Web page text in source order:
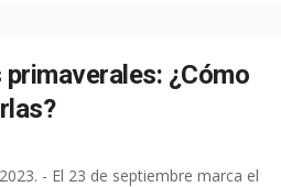
¿Cómo
- El 23 de septiembre marca el